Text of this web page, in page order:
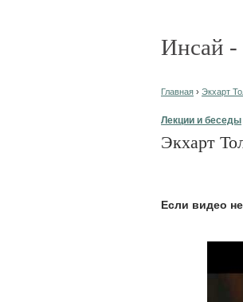
Инсай -
Главная › Экхарт
Лекции и беседы
Экхарт
Eсли видео